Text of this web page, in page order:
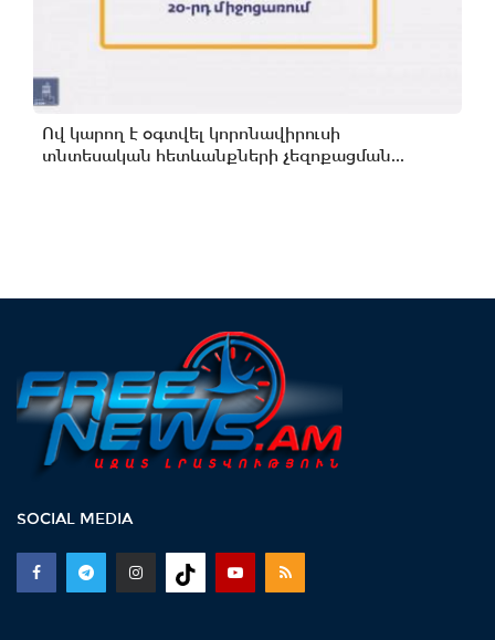
Ով կարող է օգտվել կորոնավիրուսի
տնտեսական հետևանքների չեզոքացման...
SOCIAL MEDIA